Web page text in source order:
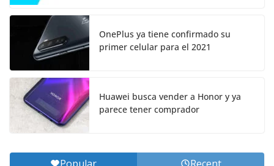
OnePlus ya tiene confirmado su
primer celular para el 2021
Huawei busca vender a Honor y ya
parece tener comprador